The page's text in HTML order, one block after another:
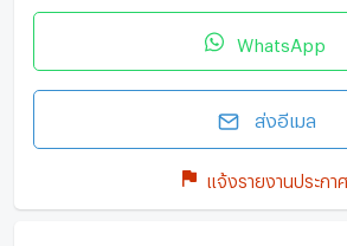
WhatsApp
ส่งอีเมล
แจ้งรายงานประกาศ